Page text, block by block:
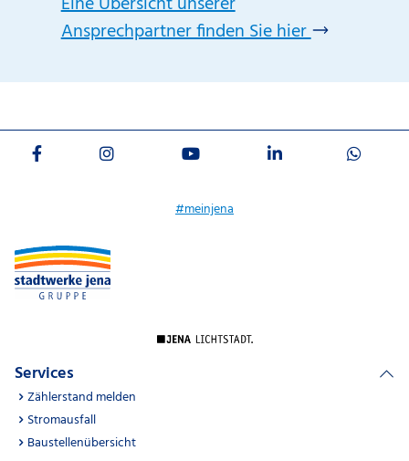
Ansprechpartner finden Sie hier
#meinjena
Services
Zählerstand melden
Stromausfall
Baustellenübersicht